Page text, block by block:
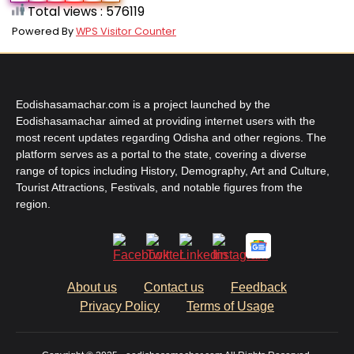
Total views : 576119
Powered ByWPS Visitor Counter
Eodishasamachar.com is a project launched by the
Eodishasamachar aimed at providing internet users with the
most recent updates regarding Odisha and other regions. The
platform serves as a portal to the state, covering a diverse
range of topics including History, Demography, Art and Culture,
Tourist Attractions, Festivals, and notable figures from the
region.
About us Contact us
Feedback
Privacy Policy
Terms of Usage